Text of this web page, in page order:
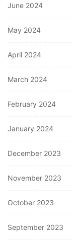
June 2024
May 2024
April 2024
March 2024
February 2024
January 2024
December 2023
November 2023
October 2023
September 2023